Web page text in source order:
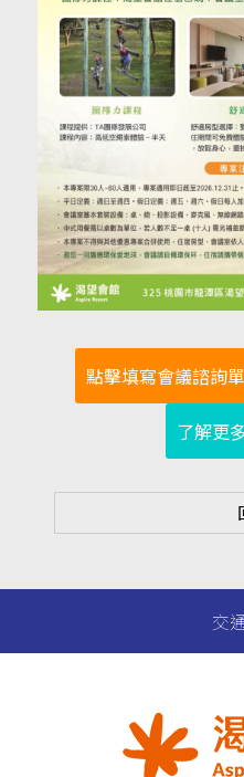
點擊填寫會議諮詢單
了解更
交